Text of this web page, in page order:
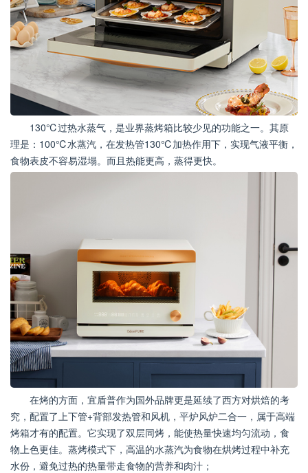
130℃过热水蒸气，是业界蒸烤箱比较少见的功能之一。其原
理是：100℃水蒸汽，在发热管130℃加热作用下，实现气液平衡，
食物表皮不容易湿塌。而且热能更高，蒸得更快。
在烤的方面，宜盾普作为国外品牌更是延续了西方对烘焙的考
究，配置了上下管+背部发热管和风机，平炉风炉二合一，属于高端
烤箱才有的配置。它实现了双层同烤，能使热量快速均匀流动，食
物上色更佳。蒸烤模式下，高温的水蒸汽为食物在烘烤过程中补充
水份，避免过热的热量带走食物的营养和肉汁；